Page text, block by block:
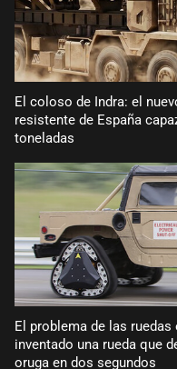
El coloso de Indra: el
resistente de España
toneladas
El problema de las
inventado una rueda que
oruga en dos segundos